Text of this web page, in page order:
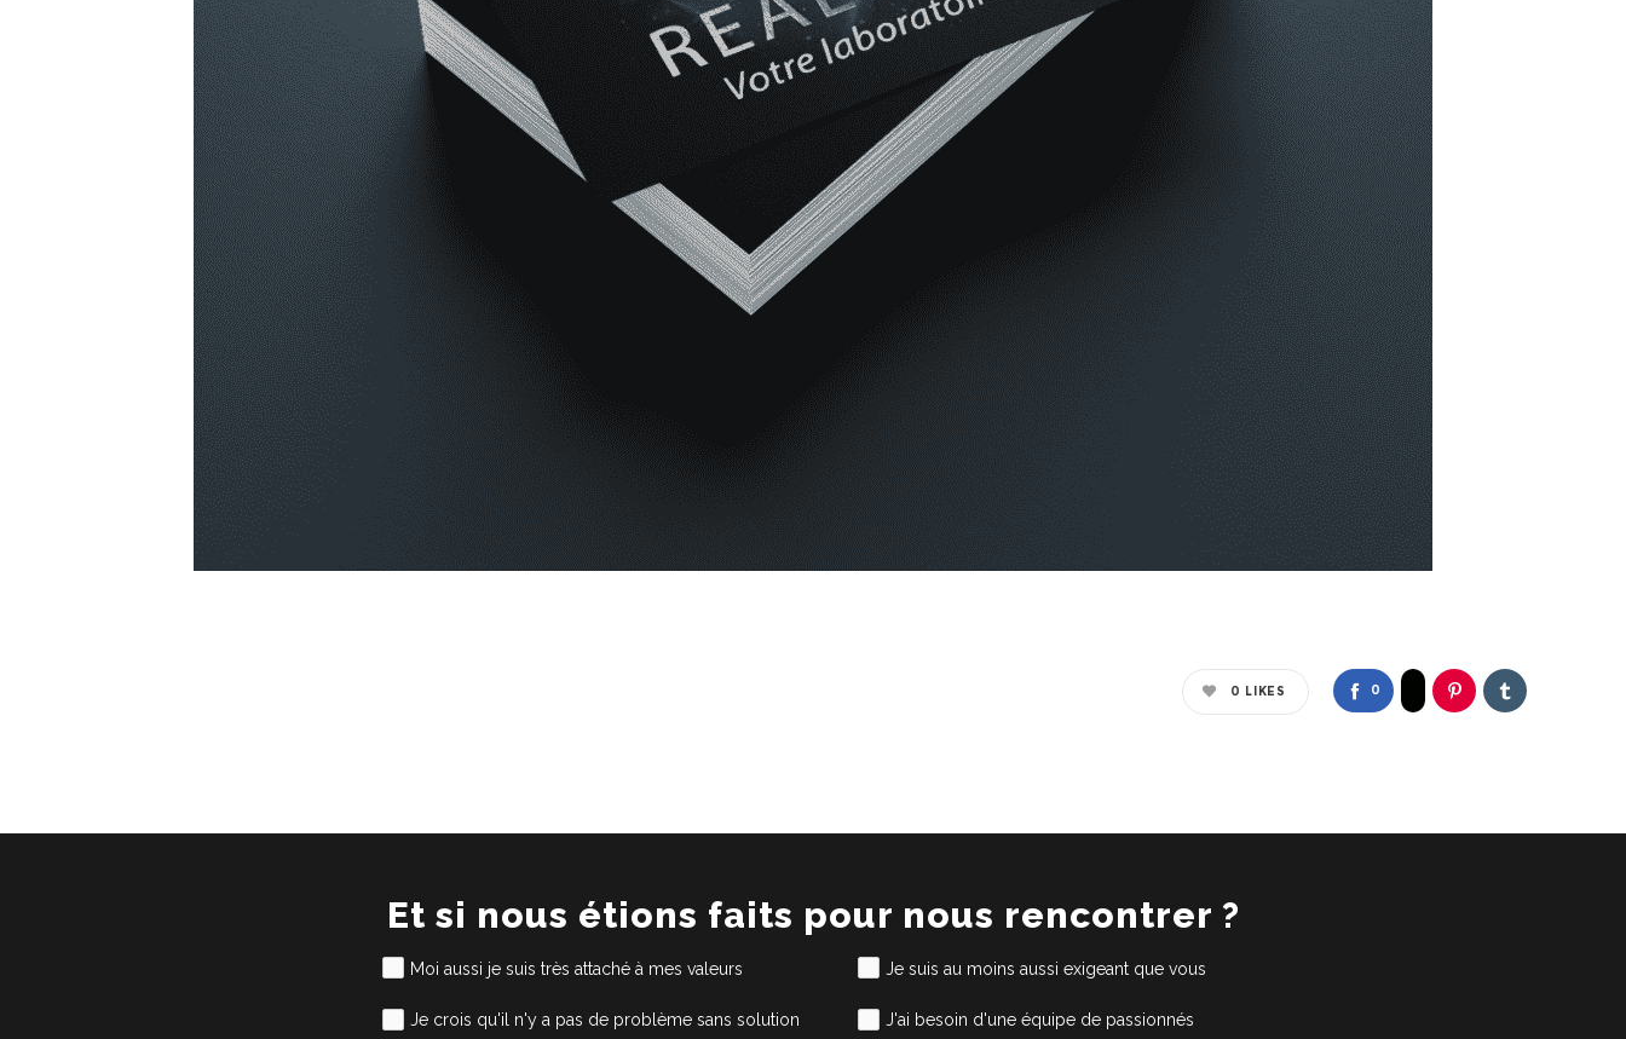
0
0 LIKES
Et si nous étions faits pour nous rencontrer ?
Moi aussi je suis très attaché à mes valeurs Je suis au moins aussi exigeant que vous
Je crois qu'il n'y a pas de problème sans solution J'ai besoin d'une équipe de passionnés